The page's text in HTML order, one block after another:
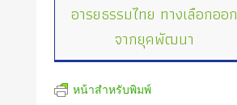
อารยธรรมไทย ทางเลือกออก
จากยุคพัฒนา
หน้าสำหรับพิมพ์